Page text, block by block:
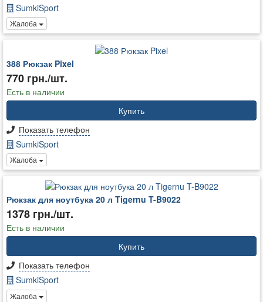
SumkiSport
Жалоба
388 Рюкзак Pixel
770 грн./шт.
Есть в наличии
Купить
Показать телефон
SumkiSport
Жалоба
Рюкзак для ноутбука 20 л Tigernu T-B9022
1378 грн./шт.
Есть в наличии
Купить
Показать телефон
SumkiSport
Жалоба